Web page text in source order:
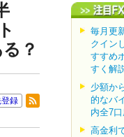
？
録
毎月更
クイン
すすめ
すく解
少額か
的なバ
内全7口
高金利